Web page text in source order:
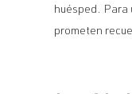
huésped. Para
prometen